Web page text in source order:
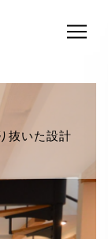
。いつでも